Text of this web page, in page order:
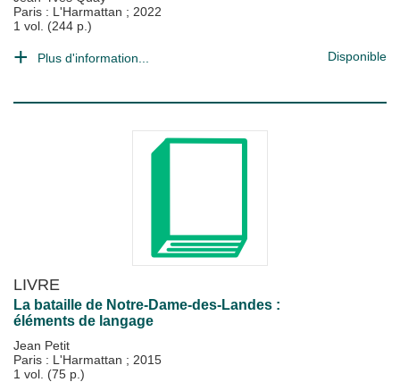
Paris : L'Harmattan ; 2022
1 vol. (244 p.)
Plus d'information... Disponible
LIVRE
La bataille de Notre-Dame-des-Landes :
éléments de langage
Jean Petit
Paris : L'Harmattan ; 2015
1 vol. (75 p.)